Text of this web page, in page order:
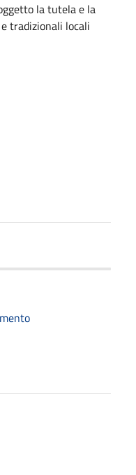
la tutela e la
tradizionali locali